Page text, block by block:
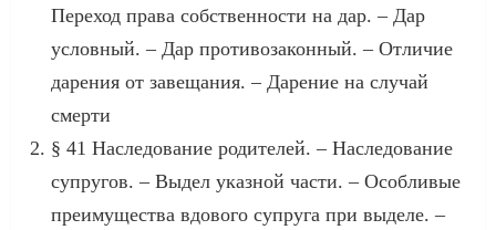
Переход права собственности на дар. – Дар
условный. – Дар противозаконный. – Отличие
дарения от завещания. – Дарение на случай
смерти
§ 41 Наследование родителей. – Наследование
супругов. – Выдел указной части. – Особливые
преимущества вдового супруга при выделе. –